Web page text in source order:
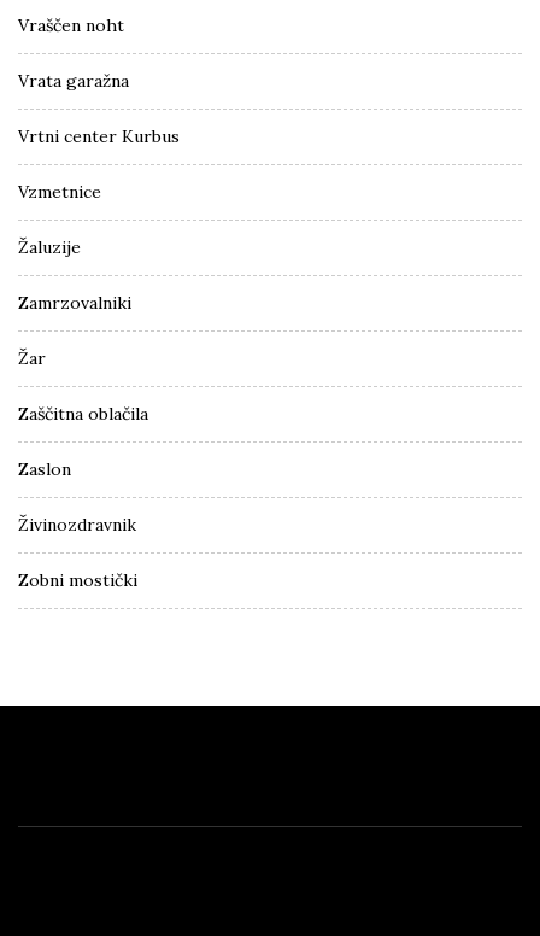
Vraščen noht
Vrata garažna
Vrtni center Kurbus
Vzmetnice
Žaluzije
Zamrzovalniki
Žar
Zaščitna oblačila
Zaslon
Živinozdravnik
Zobni mostički